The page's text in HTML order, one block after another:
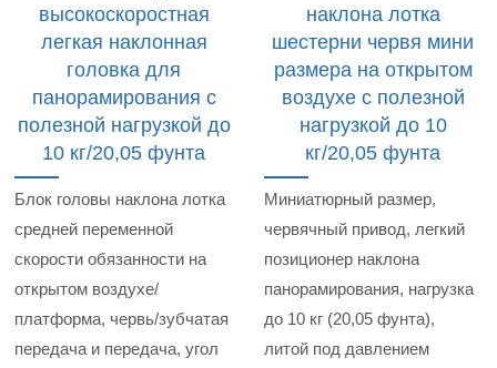
высокоскоростная
легкая наклонная
головка для
панорамирования с
полезной нагрузкой до
10 кг/20,05 фунта
Блок головы наклона лотка
средней переменной
скорости обязанности на
открытом воздухе/
платформа, червь/зубчатая
передача и передача, угол
наклона лотка
шестерни червя мини
размера на открытом
воздухе с полезной
нагрузкой до 10
кг/20,05 фунта
Миниатюрный размер,
червячный привод, легкий
позиционер наклона
панорамирования, нагрузка
до 10 кг (20,05 фунта),
литой под давлением